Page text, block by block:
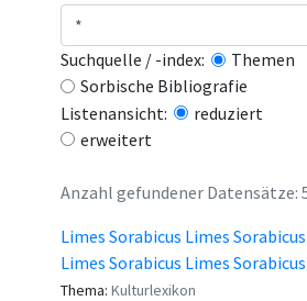
Suchquelle / -index:
Themen
Sorbische Bibliografie
Listenansicht:
reduziert
erweitert
Anzahl gefundener Datensätze:
Limes Sorabicus Limes
Limes Sorabicus Limes Sorabicus
Thema: Kulturlexikon